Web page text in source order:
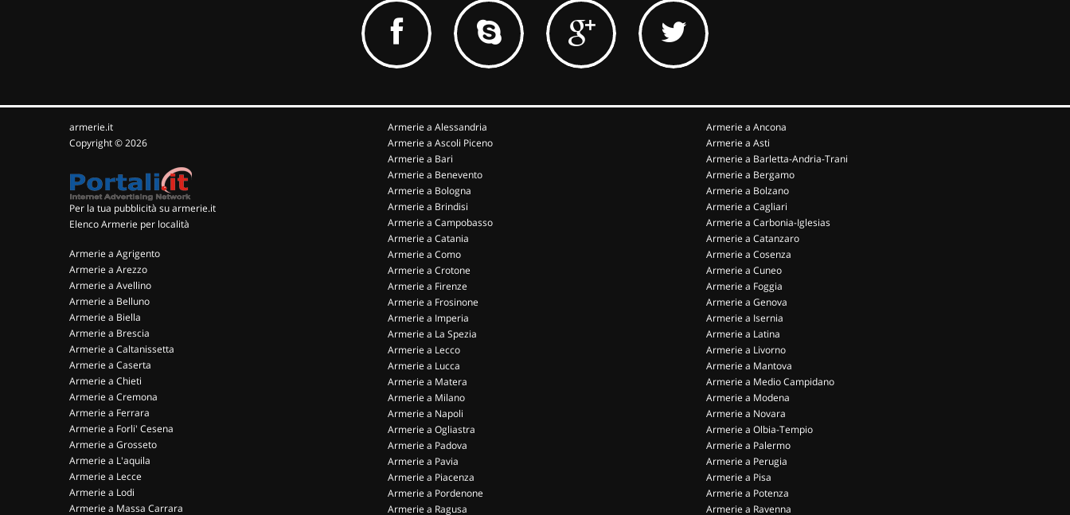
armerie.it
Copyright © 2026
Per la tua pubblicità su armerie.it
Elenco Armerie per località
Armerie a Agrigento
Armerie a Arezzo
Armerie a Avellino
Armerie a Belluno
Armerie a Biella
Armerie a Brescia
Armerie a Caltanissetta
Armerie a Caserta
Armerie a Chieti
Armerie a Cremona
Armerie a Ferrara
Armerie a Forli' Cesena
Armerie a Grosseto
Armerie a L'aquila
Armerie a Lecce
Armerie a Lodi
Armerie a Massa Carrara
Armerie a Alessandria
Armerie a Ascoli Piceno
Armerie a Bari
Armerie a Benevento
Armerie a Bologna
Armerie a Brindisi
Armerie a Campobasso
Armerie a Catania
Armerie a Como
Armerie a Crotone
Armerie a Firenze
Armerie a Frosinone
Armerie a Imperia
Armerie a La Spezia
Armerie a Lecco
Armerie a Lucca
Armerie a Matera
Armerie a Milano
Armerie a Napoli
Armerie a Ogliastra
Armerie a Padova
Armerie a Pavia
Armerie a Piacenza
Armerie a Pordenone
Armerie a Ragusa
Armerie a Ancona
Armerie a Asti
Armerie a Barletta-Andria-Trani
Armerie a Bergamo
Armerie a Bolzano
Armerie a Cagliari
Armerie a Carbonia-Iglesias
Armerie a Catanzaro
Armerie a Cosenza
Armerie a Cuneo
Armerie a Foggia
Armerie a Genova
Armerie a Isernia
Armerie a Latina
Armerie a Livorno
Armerie a Mantova
Armerie a Medio Campidano
Armerie a Modena
Armerie a Novara
Armerie a Olbia-Tempio
Armerie a Palermo
Armerie a Perugia
Armerie a Pisa
Armerie a Potenza
Armerie a Ravenna